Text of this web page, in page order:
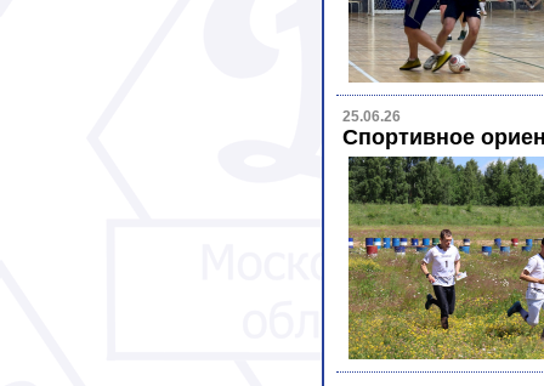
25.06.26
Спортивное